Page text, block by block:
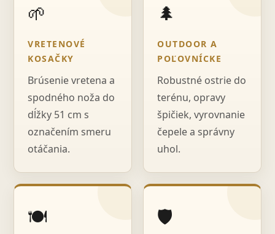
🌱
VRETENOVÉ
KOSAČKY
Brúsenie vretena a
spodného noža do
dĺžky 51 cm s
označením smeru
otáčania.
🌲
OUTDOOR A
POĽOVNÍCKE
Robustné ostrie do
terénu, opravy
špičiek, vyrovnanie
čepele a správny
uhol.
🍽️ 🛡️